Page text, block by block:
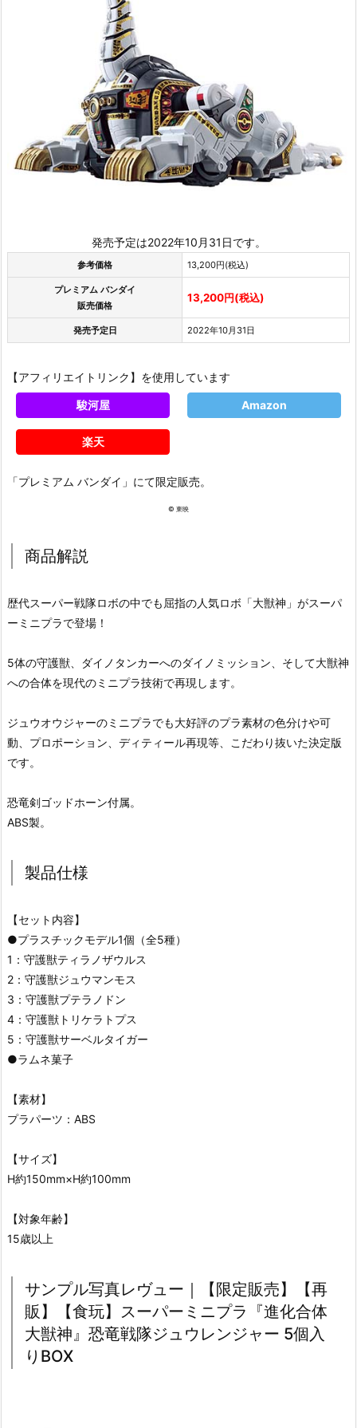
発売予定は2022年10月31日です。
参考価格 13,200円(税込)
プレミアム バンダイ
販売価格
13,200円(税込)
発売予定日 2022年10月31日
【アフィリエイトリンク】を使用しています
駿河屋 Amazon
楽天
「プレミアム バンダイ」にて限定販売。
© 東映
商品解説
歴代スーパー戦隊ロボの中でも屈指の人気ロボ「大獣神」がスーパ
ーミニプラで登場！
5体の守護獣、ダイノタンカーへのダイノミッション、そして大獣神
への合体を現代のミニプラ技術で再現します。
ジュウオウジャーのミニプラでも大好評のプラ素材の色分けや可
動、プロポーション、ディティール再現等、こだわり抜いた決定版
です。
恐竜剣ゴッドホーン付属。
ABS製。
製品仕様
【セット内容】
●プラスチックモデル1個（全5種）
1：守護獣ティラノザウルス
2：守護獣ジュウマンモス
3：守護獣プテラノドン
4：守護獣トリケラトプス
5：守護獣サーベルタイガー
●ラムネ菓子
【素材】
プラパーツ：ABS
【サイズ】
H約150mm×H約100mm
【対象年齢】
15歳以上
サンプル写真レヴュー｜【限定販売】【再
販】【食玩】スーパーミニプラ『進化合体
大獣神』恐竜戦隊ジュウレンジャー 5個入
りBOX